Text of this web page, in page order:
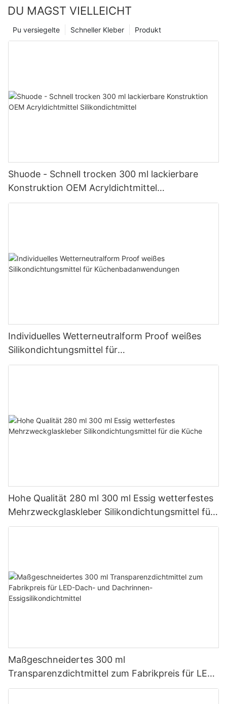
DU MAGST VIELLEICHT
Produkt
Schneller Kleber
Pu versiegelte
Shuode - Schnell trocken 300 ml lackierbare
Konstruktion OEM Acryldichtmittel
Silikondichtmittel
Individuelles Wetterneutralform Proof weißes
Silikondichtungsmittel für
Küchenbadanwendungen
Hohe Qualität 280 ml 300 ml Essig wetterfestes
Mehrzweckglaskleber Silikondichtungsmittel für
die Küche
Maßgeschneidertes 300 ml
Transparenzdichtmittel zum Fabrikpreis für LED-
Dach- und Dachrinnen-Essigsilikondichtmittel